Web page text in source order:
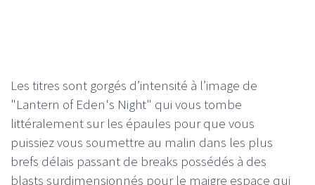
Les titres sont gorgés d’intensité à l’image de
"Lantern of Eden's Night" qui vous tombe
littéralement sur les épaules pour que vous
puissiez vous soumettre au malin dans les plus
brefs délais passant de breaks possédés à des
blasts surdimensionnés pour le maigre espace qui